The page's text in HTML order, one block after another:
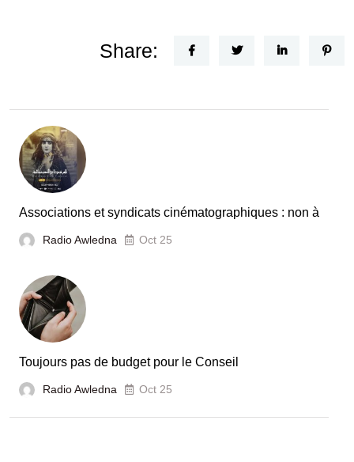
Share:
Associations et syndicats cinématographiques : non à
Radio Awledna Oct 25
Toujours pas de budget pour le Conseil
Radio Awledna Oct 25